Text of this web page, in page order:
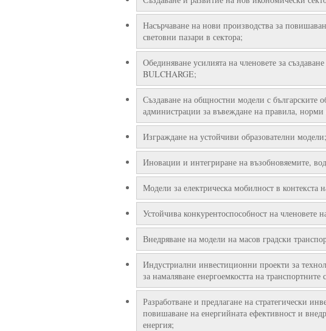
Насърчаване на нови производства за
световни пазари в сектора;
Обединяване усилията на членовете за
BULCHARGE;
Създаване на общностни модели с българските
администрации за въвеждане на правила, норми
Изграждане на устойчиви образователни модели;
Иновации и интегриране на възобновяемите,
Модели за електрическа мобилност в
Устойчива конкурентоспособност на
Внедряване на модели на масов градски
Индустриални инвестиционни проекти за
за намаляване енергоемкостта на транспортните
Разработване и предлагане на стратегически
повишаване на енергийната ефективност и
енергия;